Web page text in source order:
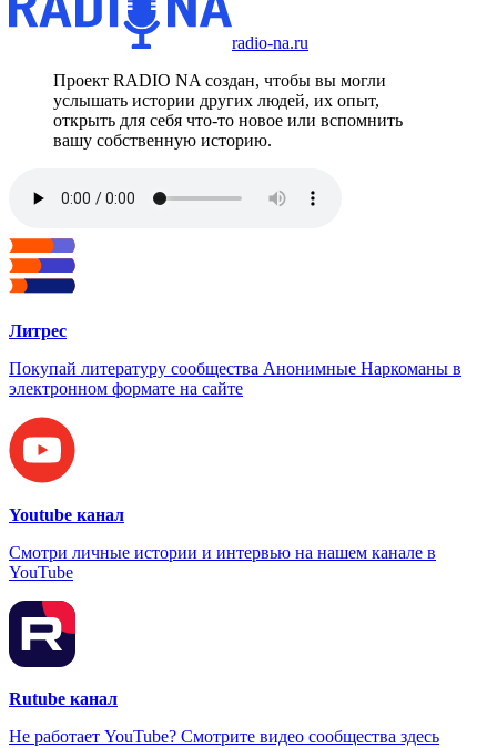
radio-na.ru
Проект RADIO NA создан, чтобы вы могли
услышать истории других людей, их опыт,
открыть для себя что-то новое или вспомнить
вашу собственную историю.
Литрес
Покупай литературу сообщества Анонимные Наркоманы в
электронном формате на сайте
Youtube канал
Смотри личные истории и интервью на нашем канале в
YouTube
Rutube канал
Не работает YouTube? Смотрите видео сообщества здесь